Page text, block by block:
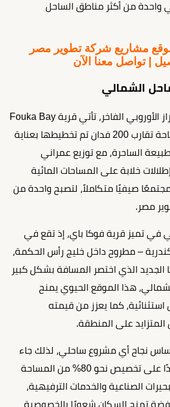
واحدة من أكثر مناطق الساحل
مشاريع شركة تطوير مصر
| تواصل معنا الآن
الشمالي
بتصميم عصري من الطراز الأوروبي الفاخر، تأتي قرية Fouka Bay
North Coast، علي مساحة تقارب 200 فدان تم تخطيطها بعناية
الساحرة، مع توزيع عمراني
خلابة على المساحات المائية
صيفيًا متكاملاً، لتصبح واحدة من
مصر.
في تميز قرية فوكا باي، إذ تقع في
الإسكندرية – مطروح داخل خليج رأس الحكمة،
الجديد الذي اختصر المسافة بشكل كبير
هذا الموقع الحيوي يمنح
كما يعزز من قيمته
المتزايد على المنطقة.
نجاح أي مشروع ساحلي، لذلك جاء
تخطيط فوكا باي معتمدًا على تخصيص نحو 80% من المساحة
الصناعية والخدمات الترفيهية،
تمنح السكان شعورًا بالخصوصية